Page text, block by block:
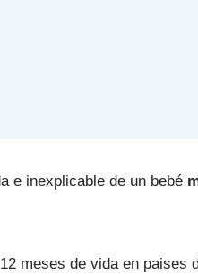
e inexplicable de un bebé
meses de vida en paises